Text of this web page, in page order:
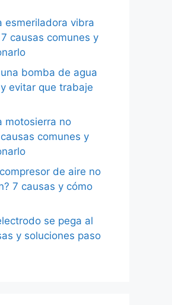
esmeriladora vibra
causas comunes y
bomba de agua
evitar que trabaje
motosierra no
comunes y
de aire no
7 causas y cómo
se pega al
y soluciones paso